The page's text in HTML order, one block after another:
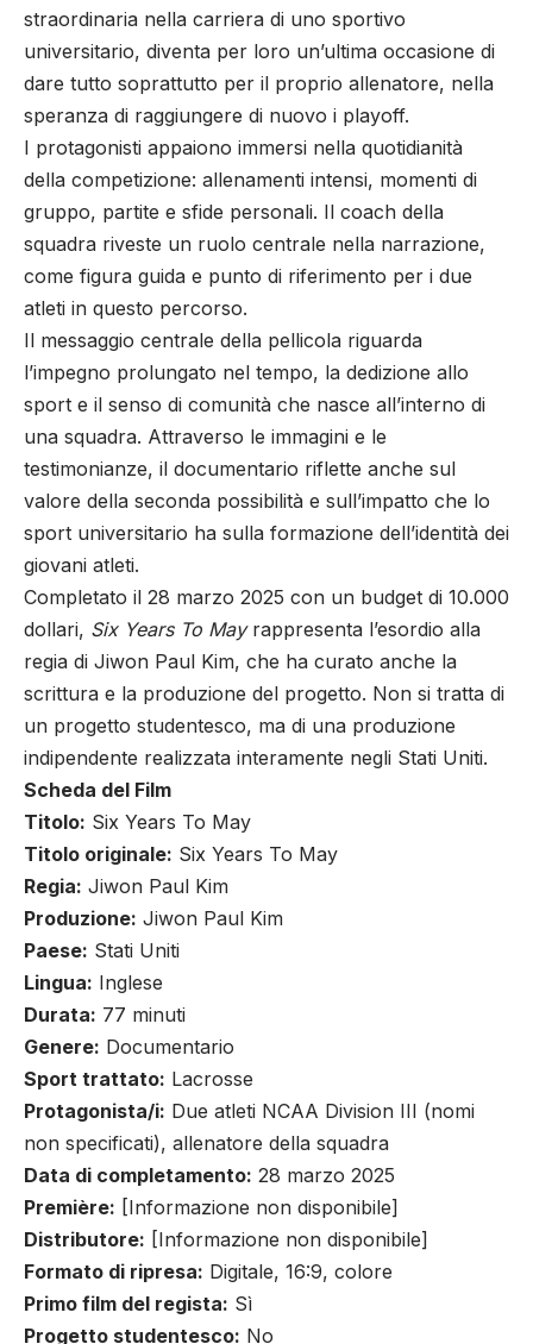
straordinaria nella carriera di uno sportivo
universitario, diventa per loro un’ultima occasione di
dare tutto soprattutto per il proprio allenatore, nella
speranza di raggiungere di nuovo i playoff.
I protagonisti appaiono immersi nella quotidianità
della competizione: allenamenti intensi, momenti di
gruppo, partite e sfide personali. Il coach della
squadra riveste un ruolo centrale nella narrazione,
come figura guida e punto di riferimento per i due
atleti in questo percorso.
Il messaggio centrale della pellicola riguarda
l’impegno prolungato nel tempo, la dedizione allo
sport e il senso di comunità che nasce all’interno di
una squadra. Attraverso le immagini e le
testimonianze, il documentario riflette anche sul
valore della seconda possibilità e sull’impatto che lo
sport universitario ha sulla formazione dell’identità dei
giovani atleti.
Completato il 28 marzo 2025 con un budget di 10.000
dollari, Six Years To Mayrappresenta l’esordio alla
regia di Jiwon Paul Kim, che ha curato anche la
scrittura e la produzione del progetto. Non si tratta di
un progetto studentesco, ma di una produzione
indipendente realizzata interamente negli Stati Uniti.
Scheda del Film
Titolo: Six Years To May
Titolo originale: Six Years To May
Regia: Jiwon Paul Kim
Produzione: Jiwon Paul Kim
Paese: Stati Uniti
Lingua: Inglese
Durata: 77 minuti
Genere: Documentario
Sport trattato: Lacrosse
Protagonista/i: Due atleti NCAA Division III (nomi
non specificati), allenatore della squadra
Data di completamento: 28 marzo 2025
Première: [Informazione non disponibile]
Distributore: [Informazione non disponibile]
Formato di ripresa: Digitale, 16:9, colore
Primo film del regista: Sì
Progetto studentesco: No